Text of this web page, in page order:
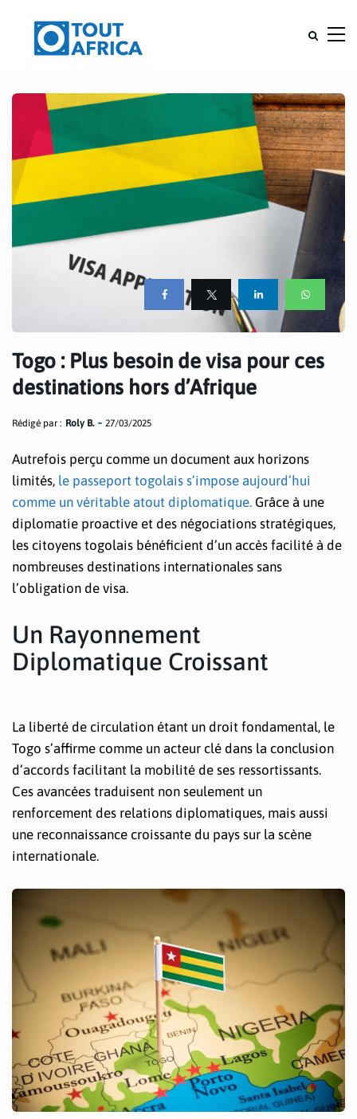
Togo : Plus besoin de visa pour ces
destinations hors d’Afrique
Rédigé par : Roly B. 27/03/2025
Autrefois perçu comme un document aux horizons
limités, le passeport togolais s’impose aujourd’hui
comme un véritable atout diplomatique. Grâce à une
diplomatie proactive et des négociations stratégiques,
les citoyens togolais bénéficient d’un accès facilité à de
nombreuses destinations internationales sans
l’obligation de visa.
Un Rayonnement
Diplomatique Croissant
La liberté de circulation étant un droit fondamental, le
Togo s’affirme comme un acteur clé dans la conclusion
d’accords facilitant la mobilité de ses ressortissants.
Ces avancées traduisent non seulement un
renforcement des relations diplomatiques, mais aussi
une reconnaissance croissante du pays sur la scène
internationale.